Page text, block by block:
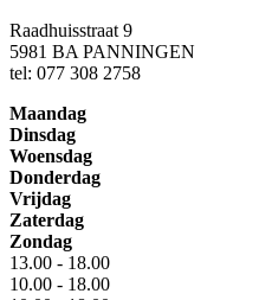
Raadhuisstraat 9
5981 BA PANNINGEN
tel: 077 308 2758
Maandag
Dinsdag
Woensdag
Donderdag
Vrijdag
Zaterdag
Zondag
13.00 - 18.00
10.00 - 18.00